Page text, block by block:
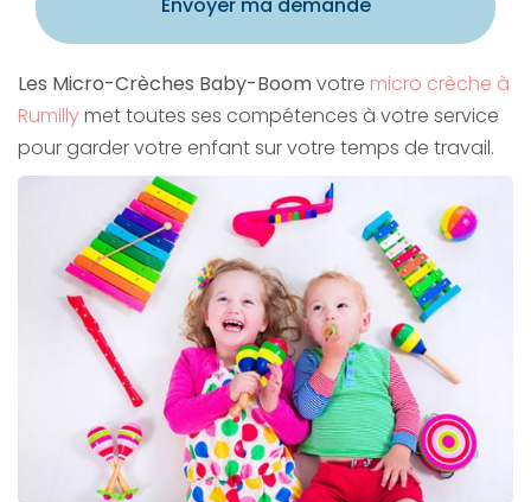
Les Micro-Crèches Baby-Boomvotre micro crèche à
Rumillymet toutes ses compétences à votre service
pour garder votre enfant sur votre temps de travail.